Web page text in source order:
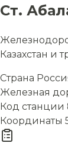
Ст.
Казахстан и
Страна
Железная
Код станции
Координаты